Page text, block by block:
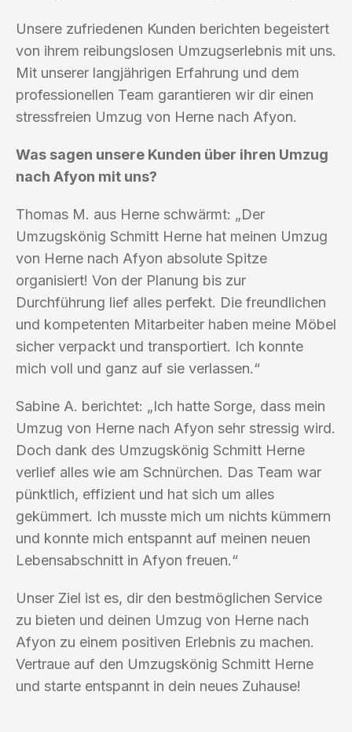
Unsere zufriedenen Kunden berichten begeistert
von ihrem reibungslosen Umzugserlebnis mit uns.
Mit unserer langjährigen Erfahrung und dem
professionellen Team garantieren wir dir einen
stressfreien Umzug von Herne nach Afyon.
Was sagen unsere Kunden über ihren Umzug
nach Afyon mit uns?
Thomas M. aus Herne schwärmt: „Der
Umzugskönig Schmitt Herne hat meinen Umzug
von Herne nach Afyon absolute Spitze
organisiert! Von der Planung bis zur
Durchführung lief alles perfekt. Die freundlichen
und kompetenten Mitarbeiter haben meine Möbel
sicher verpackt und transportiert. Ich konnte
mich voll und ganz auf sie verlassen.“
Sabine A. berichtet: „Ich hatte Sorge, dass mein
Umzug von Herne nach Afyon sehr stressig wird.
Doch dank des Umzugskönig Schmitt Herne
verlief alles wie am Schnürchen. Das Team war
pünktlich, effizient und hat sich um alles
gekümmert. Ich musste mich um nichts kümmern
und konnte mich entspannt auf meinen neuen
Lebensabschnitt in Afyon freuen.“
Unser Ziel ist es, dir den bestmöglichen Service
zu bieten und deinen Umzug von Herne nach
Afyon zu einem positiven Erlebnis zu machen.
Vertraue auf den Umzugskönig Schmitt Herne
und starte entspannt in dein neues Zuhause!